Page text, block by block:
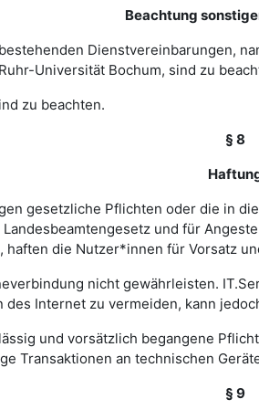
Beachtung
Dienstvereinbarungen,
Universität Bochum, sind zu
zu beachten.
§ 8
gesetzliche Pflichten oder die in
und für
die Nutzer*innen für Vorsatz
nicht gewährleisten.
Internet zu vermeiden, kann
und vorsätzlich begangene
Transaktionen an technischen
§ 9